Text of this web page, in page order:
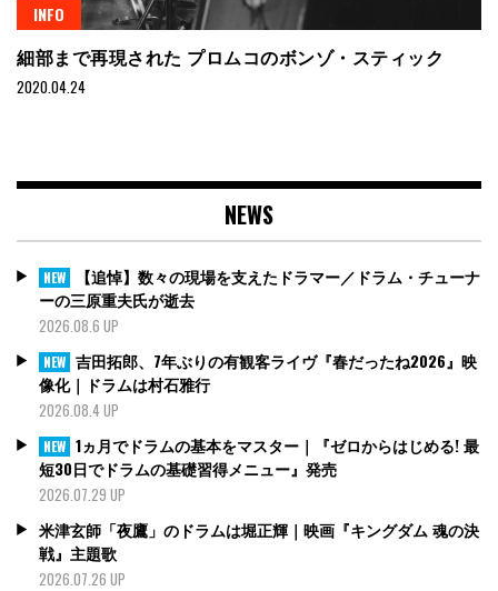
INFO
細部まで再現された プロムコのボンゾ・スティック
2020.04.24
NEWS
NEW
【追悼】数々の現場を支えたドラマー／ドラム・チューナ
ーの三原重夫氏が逝去
2026.08.6 UP
NEW 吉田拓郎、7年ぶりの有観客ライヴ『春だったね2026』映
像化｜ドラムは村石雅行
2026.08.4 UP
NEW 1ヵ月でドラムの基本をマスター｜『ゼロからはじめる! 最
短30日でドラムの基礎習得メニュー』発売
2026.07.29 UP
米津玄師「夜鷹」のドラムは堀正輝｜映画『キングダム 魂の決
戦』主題歌
2026.07.26 UP